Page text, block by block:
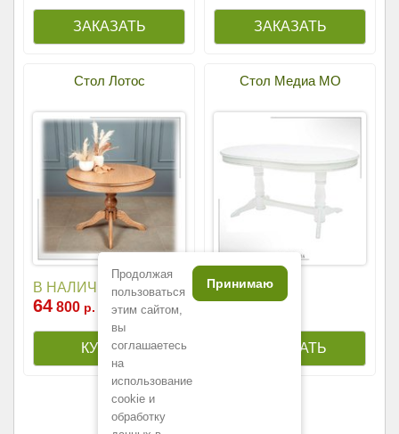
Стол Лотос
В НАЛИЧИИ
64 800 р.
Стол Медиа МО
38 700р.
Продолжая
пользоваться
этим сайтом,
вы
соглашаетесь
на
использование
cookie и
обработку
Принимаю